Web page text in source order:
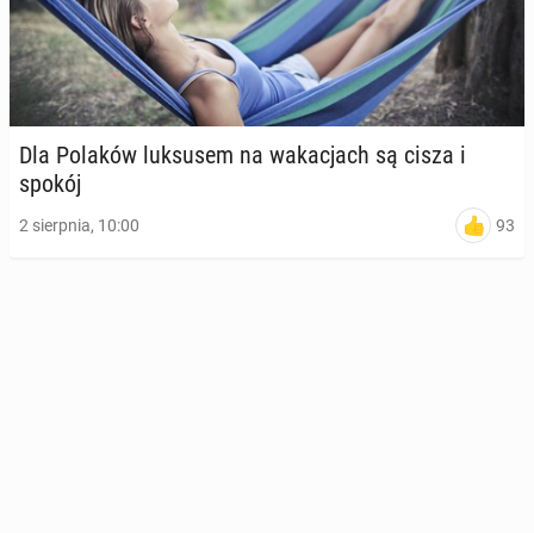
Dla Polaków luk­su­sem na wa­ka­cjach są cisza i
spokój
2 sierpnia, 10:00 93